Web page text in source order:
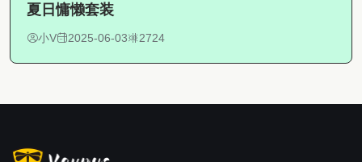
夏日慵懒套装
小V 2025-06-03 2724